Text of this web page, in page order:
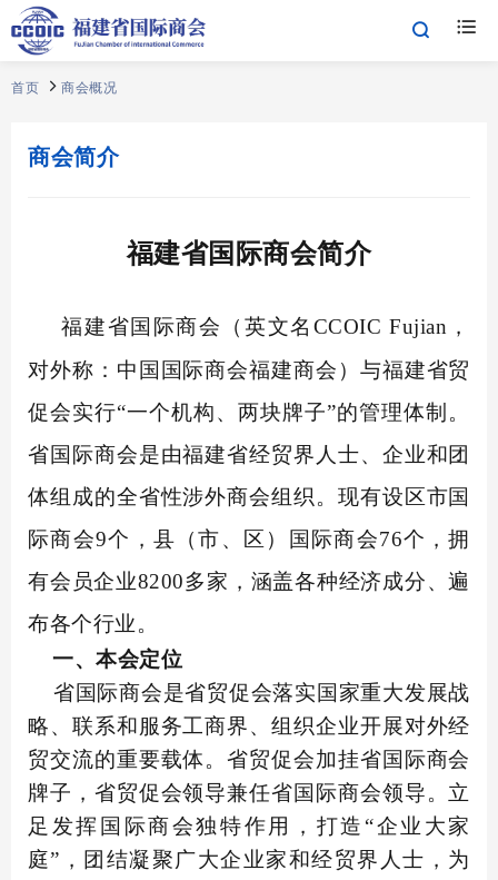
首页 商会概况
商会简介
福建省国际商会简介
福建省国际商会（英文名 CCOIC Fujian，
对外称：中国国际商会福建商会）与福建省贸
促会实行“一个机构、两块牌子”的管理体制。
省国际商会是由福建省经贸界人士、企业和团
体组成的全省性涉外商会组织。现有设区市国
际商会9个，县（市、区）国际商会76个，拥
有会员企业8200多家，涵盖各种经济成分、遍
布各个行业。
一、本会定位
省国际商会是省贸促会落实国家重大发展战
略、联系和服务工商界、组织企业开展对外经
贸交流的重要载体。省贸促会加挂省国际商会
牌子，省贸促会领导兼任省国际商会领导。立
足发挥国际商会独特作用，打造 “企业大家
庭”，团结凝聚广大企业家和经贸界人士，为